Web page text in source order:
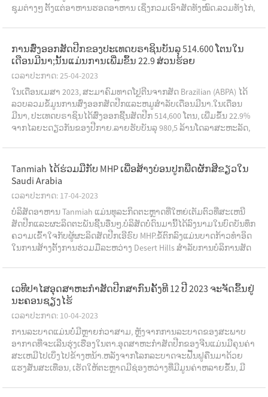
ຊຸມຕ່າງໆ ຕັ້ງແຕ່ອາຫານຮອດອາຫານ ເຊິ່ງກວມເອົາສັດທັງໝົດ.ລວມທັງໄກ່,
ການສົ່ງອອກສັດປີກຂອງປະເທດບຣາຊິນບັນລຸ 514.600 ໂຕນໃນ
ເດືອນມີນາ;ນັ້ນແມ່ນການເພີ່ມຂຶ້ນ 22.9 ສ່ວນຮ້ອຍ
ເວລາປະກາດ: 25-04-2023
ໃນເດືອນເມສາ 2023, ສະມາຄົມທາດໂປຼຕີນຈາກສັດ Brazilian (ABPA) ໄດ້
ລວບລວມຂໍ້ມູນການສົ່ງອອກສັດປີກແລະຫມູສໍາລັບເດືອນມີນາ.ໃນເດືອນ
ມີນາ, ປະເທດບຣາຊິນໄດ້ສົ່ງອອກຊີ້ນສັດປີກ 514,600 ໂຕນ, ເພີ່ມຂຶ້ນ 22.9%
ຈາກໄລຍະດຽວກັນຂອງປີກາຍ.ລາຍຮັບບັນລຸ 980,5 ລ້ານໂດລາສະຫະລັດ,
Tanmiah ໄດ້ຮ່ວມມືກັບ MHP ເພື່ອສ້າງບ່ອນປູກພືດຜັກສີຂຽວໃນ
Saudi Arabia
ເວລາປະກາດ: 17-04-2023
ບໍລິສັດອາຫານ Tanmiah ແມ່ນທຸລະກິດຕະຫຼາດທີ່ໃຫຍ່ເຕັມຕົວທີ່ສະເຫນີ
ສັດປີກແລະຜະລິດຕະພັນຊີ້ນອື່ນໆ.ບໍລິສັດບໍ່ດົນມານີ້ໄດ້ລົງນາມໃນບົດບັນທຶກ
ຄວາມເຂົ້າໃຈກັບຜູ້ຜະລິດສັດປີກເອີຣົບ MHP.ຂໍ້​ຕົກ​ລົງ​ແມ່ນ​ບາດ​ກ້າວ​ທໍາ​ອິດ​
ໃນ​ການ​ສ້າງ​ຕັ້ງ​ການ​ຮ່ວມ​ມື​ລະ​ຫວ່າງ Desert Hills ສໍາ​ລັບ​ການ​ບໍ​ລິ​ການ​ສັດ​
ເວ​ທີ​ປາ​ໄສ​ອຸດ​ສາ​ຫະ​ກຳ​ສັດ​ປີກ​ສາ​ກົນ​ຄັ້ງ​ທີ 12 ປີ 2023 ຈະ​ຈັດ​ຂຶ້ນ​ຢູ່​
ນະ​ຄອນ​ຊຽງ​ໄຮ້
ເວລາປະກາດ: 10-04-2023
ການລະບາດແມ່ນບໍ່ມີຫຼາຍກ່ວາສາມ, ຫຼັງຈາກການລະບາດຂອງສະພາບ
ອາກາດທີ່ຈະເລີນຮຸ່ງເຮືອງໃນຕາ.ອຸດ​ສາ​ຫະ​ກໍາ​ສັດ​ປີກ​ຂອງ​ຈີນ​ແມ່ນ​ມີ​ຄຸນ​ຄ່າ​
ສະ​ເຫມີ​ໄປ​ເບິ່ງ​ໄປ​ຂ້າງ​ຫນ້າ​.ຫລັງ​ຈາກ​ໂລກ​ລະບາດ​ຈະ​ຟື້ນ​ຟູ​ຄືນ​ມາ​ດ້ວຍ​
ແຮງ​ສັ່ນ​ສະ​ເທືອ​ນ, ​ເຮັດ​ໃຫ້​ຕະຫຼາດ​ມີ​ຊ່ອງ​ຫວ່າງ​ທີ່​ມີ​ມູນ​ຄ່າ​ຫລາຍ​ຂຶ້ນ, ​ມີ​